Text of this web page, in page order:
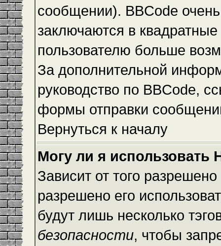
сообщении). BBCode
заключаются в
пользователю больше
За дополнительной
руководство по BBCode,
формы отправки
Вернуться к началу
Могу ли я использовать
Зависит от того
разрешено его
будут лишь несколько
безопасности, чтобы